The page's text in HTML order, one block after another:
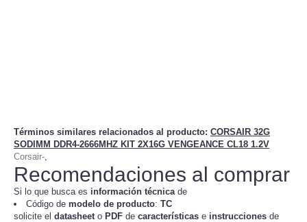
Términos similares relacionados al producto: CORSAIR 32G
SODIMM DDR4-2666MHZ KIT 2X16G VENGEANCE CL18 1.2V
Corsair-
Recomendaciones al comprar
Si lo que busca es información técnica de
Código de modelo de producto: TC
solicite el datasheet o PDF de características e instrucciones de